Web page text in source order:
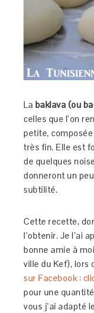
La baklava (ou
celles que l’on
petite,
très fin. Elle est
de quelques
donneront un
subtilité.
Cette recette,
l’obtenir. Je l’ai
bonne amie à
ville du Kef), lors
sur Facebook :
pour une
vous j’ai adapté